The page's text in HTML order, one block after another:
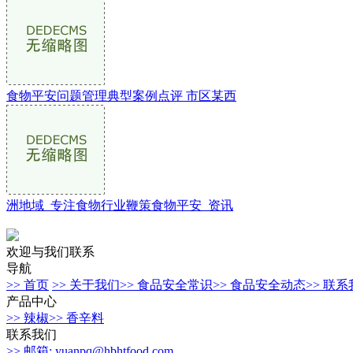
食物平安问题管理典型案例点评 市区某西
洲地域_专注食物行业鞭策食物平安_资讯
欢迎与我们联系
导航
>> 首页 >> 关于我们>> 食品安全常识>> 食品安全动态>> 联系
产品中心
>> 辣椒>> 香辛料
联系我们